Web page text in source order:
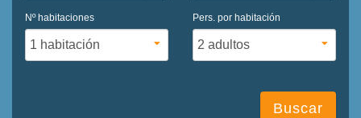
Nº habitaciones Pers. por habitación
Buscar